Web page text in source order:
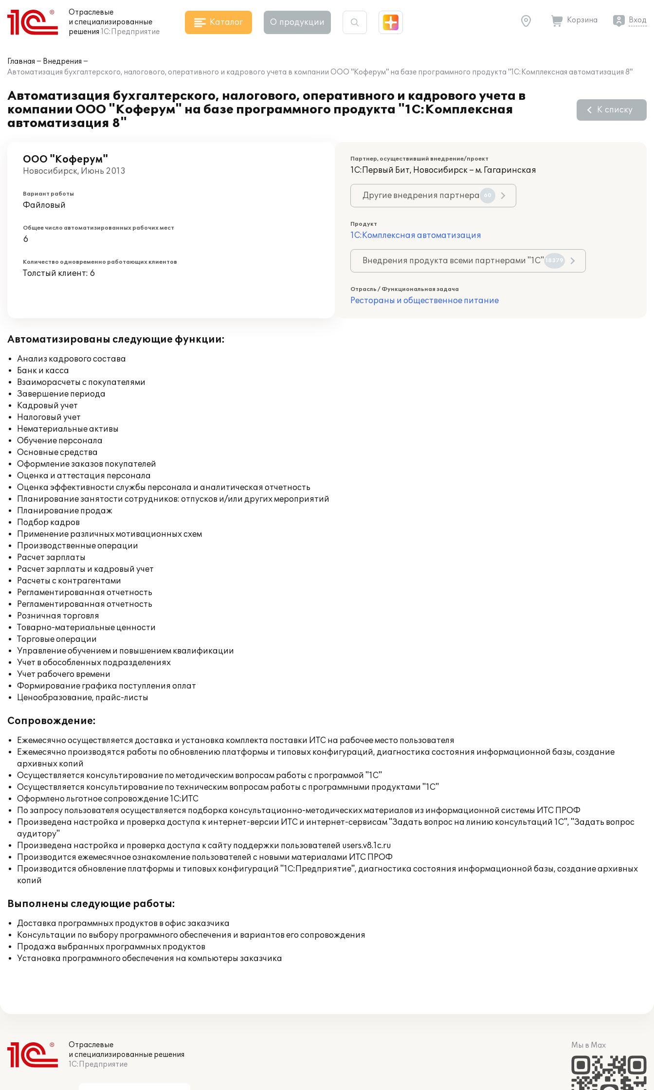
Отраслевые
и специализированные
решения 1С:Предприятие
Каталог О продукции Корзина Вход
Главная
Внедрения
Автоматизация бухгалтерского, налогового, оперативного и кадрового учета в компании ООО "Коферум" на базе программного продукта "1С:Комплексная автоматизация 8"
Автоматизация бухгалтерского, налогового, оперативного и кадрового учета в
компании ООО "Коферум" на базе программного продукта "1С:Комплексная
автоматизация 8"
К списку
ООО "Коферум"
Новосибирск, Июнь 2013
Вариант работы
Файловый
Общее число автоматизированных рабочих мест
6
Количество одновременно работающих клиентов
Толстый клиент: 6
Партнер, осуществивший внедрение/проект
1С:Первый Бит, Новосибирск – м. Гагаринская
Другие внедрения партнера 60
Продукт
1С:Комплексная автоматизация
Внедрения продукта всеми партнерами "1С" 18379
Отрасль / Функциональная задача
Рестораны и общественное питание
Автоматизированы следующие функции:
Анализ кадрового состава
Банк и касса
Взаиморасчеты с покупателями
Завершение периода
Кадровый учет
Налоговый учет
Нематериальные активы
Обучение персонала
Основные средства
Оформление заказов покупателей
Оценка и аттестация персонала
Оценка эффективности службы персонала и аналитическая отчетность
Планирование занятости сотрудников: отпусков и/или других мероприятий
Планирование продаж
Подбор кадров
Применение различных мотивационных схем
Производственные операции
Расчет зарплаты
Расчет зарплаты и кадровый учет
Расчеты с контрагентами
Регламентированная отчетность
Регламентированная отчетность
Розничная торговля
Товарно-материальные ценности
Торговые операции
Управление обучением и повышением квалификации
Учет в обособленных подразделениях
Учет рабочего времени
Формирование графика поступления оплат
Ценообразование, прайс-листы
Сопровождение:
Ежемесячно осуществляется доставка и установка комплекта поставки ИТС на рабочее место пользователя
Ежемесячно производятся работы по обновлению платформы и типовых конфигураций, диагностика состояния информационной базы, создание
архивных копий
Осуществляется консультирование по методическим вопросам работы с программой "1С"
Осуществляется консультирование по техническим вопросам работы с программными продуктами "1С"
Оформлено льготное сопровождение 1С:ИТС
По запросу пользователя осуществляется подборка консультационно-методических материалов из информационной системы ИТС ПРОФ
Произведена настройка и проверка доступа к интернет-версии ИТС и интернет-сервисам "Задать вопрос на линию консультаций 1С", "Задать вопрос
аудитору"
Произведена настройка и проверка доступа к сайту поддержки пользователей users.v8.1c.ru
Производится ежемесячное ознакомление пользователей с новыми материалами ИТС ПРОФ
Производится обновление платформы и типовых конфигураций "1С:Предприятие", диагностика состояния информационной базы, создание архивных
копий
Выполнены следующие работы:
Доставка программных продуктов в офис заказчика
Консультации по выбору программного обеспечения и вариантов его сопровождения
Продажа выбранных программных продуктов
Установка программного обеспечения на компьютеры заказчика
Отраслевые
и специализированные решения
1С:Предприятие
Мы в Max